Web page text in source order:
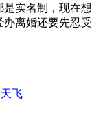
》《广岛之恋》《西
争记忆
学家和思想史家，以
概念》《俄国思想
”（Liberalism of
义的多重面孔》。
德国裔英国伦理哲学
究人类增强、动物伦
划》（Better
神学家、哲学家，基
国哲学家，德国古典
致命
腰斩
位皇帝，明光宗第五
改元崇祯，铲除魏
金（清）侵扰，频繁
）李自成破北京，
是实名制，现在想
离婚还要先忍受
飞